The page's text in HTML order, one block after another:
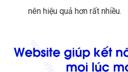
nên hiệu quả hơn rất nhiều.